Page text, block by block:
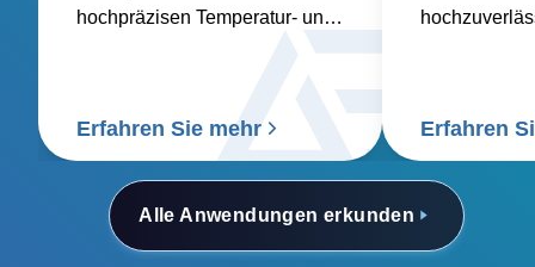
Alle Anwendungen erkunden
hochpräzisen Temperatur- und
Erfahren Sie mehr Erfahren